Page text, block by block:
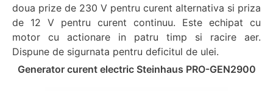
doua prize de 230 V pentru curent alternativa si priza
de 12 V pentru curent continuu. Este echipat cu
motor cu actionare in patru timp si racire aer.
Dispune de sigurnata pentru deficitul de ulei.
Generator curent electric Steinhaus PRO-GEN2900